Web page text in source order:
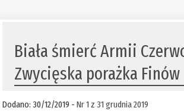
Biała śmierć Armii
Zwycięska porażka Finów
Dodano: 30/12/2019 -Nr 1 z 31 grudnia 2019